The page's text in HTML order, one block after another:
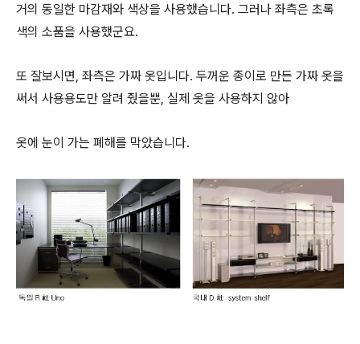
거의 동일한 마감재와 색상을 사용했습니다. 그러나 좌측은 초록
색의 소품을 사용했군요.
또 잘보시면, 좌측은 가짜 옷입니다. 두꺼운 종이로 만든 가짜 옷을
써서 사용용도만 알려 줬을뿐, 실제 옷을 사용하지 않아
옷에 눈이 가는 폐해를 막았습니다.